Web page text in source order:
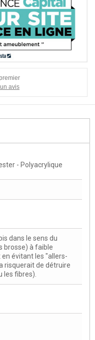
avis
- Polyacrylique
dans le sens du
brosse) à faible
évitant les "allers-
risquerait de détruire
les fibres).